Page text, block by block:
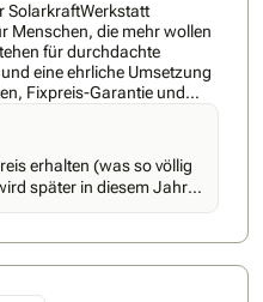
SolarkraftWerkstatt
Menschen, die mehr wollen
für durchdachte
eine ehrliche Umsetzung
Fixpreis-Garantie und
Unsere
wirtschaftlich und
nicht nur um Technik
und
erhalten (was so völlig
später in diesem Jahr